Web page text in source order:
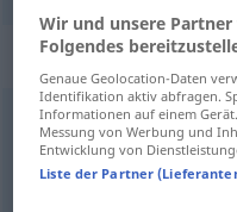
Synonyme
renier,renoncer,
abandonner,replier
Wir und unsere
Folgendes
Genaue Geolocation-Daten
Identifikation aktiv abfragen.
Informationen auf einem
Messung von Werbung und
Entwicklung von
Liste der Partner